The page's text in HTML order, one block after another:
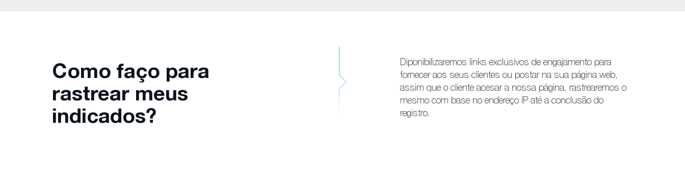
Como faço para
rastrear meus
indicados?
Diponibilizaremos links exclusivos de engajamento para
fornecer aos seus clientes ou postar na sua página web,
assim que o cliente acesar a nossa página, rastrearemos o
mesmo com base no endereço IP até a conclusão do
registro.